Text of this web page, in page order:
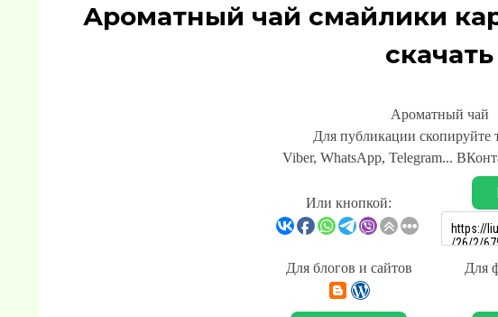
Ароматный чай смайлики
скачать
Ароматный чай
Для публикации скопируйте
Viber, WhatsApp, Telegram...
Или кнопкой:
Для блогов и сайтов Для